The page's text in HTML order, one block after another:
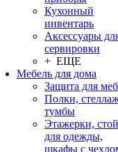
Кухонный
инвентарь
Аксессуары
сервировки
+ ЕЩЕ
Мебель для дома
Защита для
Полки,
тумбы
Этажерки,
для одежды,
шкафы с